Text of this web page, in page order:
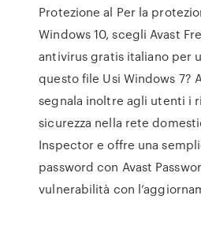
Protezione al Per la
Windows 10, scegli Avast
antivirus gratis italiano per
questo file Usi Windows 7?
segnala inoltre agli utenti i
sicurezza nella rete
Inspector e offre una
password con Avast
vulnerabilità con